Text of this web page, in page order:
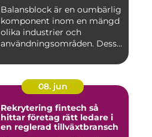
Balansblock är en oumbärlig
komponent inom en mängd
olika industrier och
användningsområden. Dessa
08. jun
Rekrytering fintech så
hittar företag rätt ledare i
en reglerad tillväxtbransch